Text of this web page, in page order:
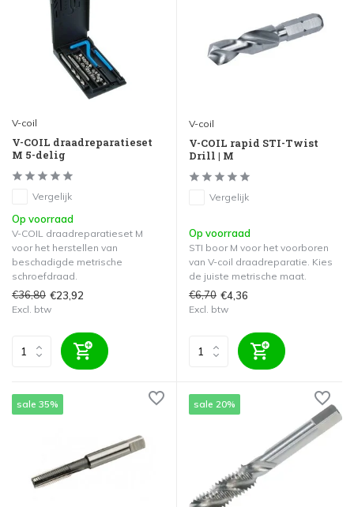
V-coil
V-COIL draadreparatieset
M 5-delig
Vergelijk
Op voorraad
V-COIL draadreparatieset M
voor het herstellen van
beschadigde metrische
schroefdraad.
€36,80 €23,92
Excl. btw
V-coil
V-COIL rapid STI-Twist
Drill | M
Vergelijk
Op voorraad
STI boor M voor het voorboren
van V-coil draadreparatie. Kies
de juiste metrische maat.
€6,70 €4,36
Excl. btw
sale 35% sale 20%